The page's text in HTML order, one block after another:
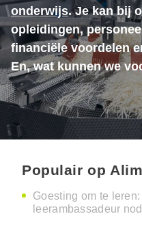
onderwijs. Je kan bij
opleidingen,
financiële voordelen
En, wat kunnen we
Populair op
Goesting om te
leerambassadeur